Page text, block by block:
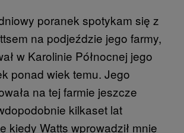
poranek spotykam się z
na podjeździe jego farmy,
w Karolinie Północnej jego
ponad wiek temu. Jego
na tej farmie jeszcze
kilkaset lat
kiedy Watts wprowadził mnie